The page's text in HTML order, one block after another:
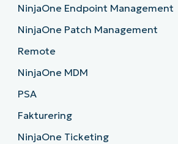
NinjaOne Endpoint Management
NinjaOne Patch Management
Remote
NinjaOne MDM
PSA
Fakturering
NinjaOne Ticketing